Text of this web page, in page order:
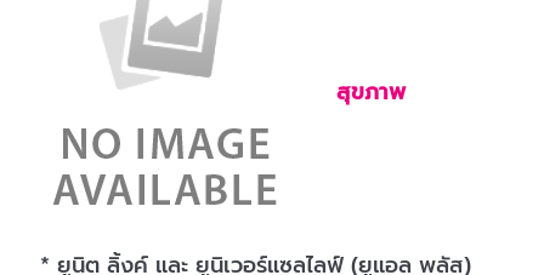
สุขภาพ
* ยูนิต ลิ้งค์ และ ยูนิเวอร์แซลไลฟ์ (ยูแอล พลัส)